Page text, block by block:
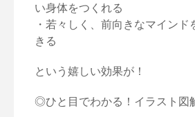
い身体をつくれる
・若々しく、前向きなマインド
きる
という嬉しい効果が！
◎ひと目でわかる！イラスト図